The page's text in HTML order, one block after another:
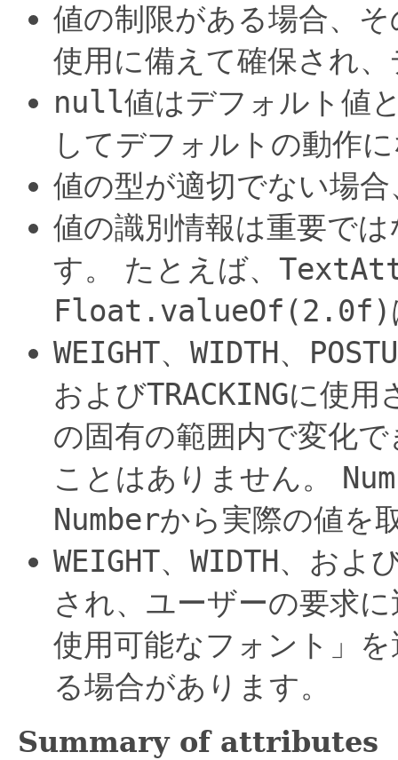
値の制限がある場合、
使用に備えて確保され
null値はデフォルト値
してデフォルトの動作
値の型が適切でない場
値の識別情報は重要で
す。
たとえば、
Float.valueOf(2.0f)
WEIGHT、 WIDTH、
およびTRACKINGに使用
の固有の範囲内で変化
ことはありません。
Numberから実際の値を
WEIGHT、 WIDTH、およ
され、ユーザーの要求
使用可能なフォント」
る場合があります。
Summary of attributes